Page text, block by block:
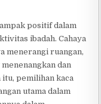
positif dalam
ibadah. Cahaya
menerangi ruangan,
dan
itu, pemilihan kaca
utama dalam